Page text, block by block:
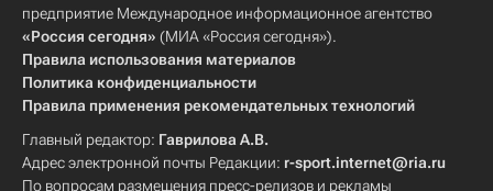
предприятие Международное информационное агентство
«Россия сегодня» (МИА «Россия сегодня»).
Правила использования материалов
Политика конфиденциальности
Правила применения рекомендательных технологий
Главный редактор: Гаврилова А.В.
Адрес электронной почты Редакции: r-sport.internet@ria.ru
По вопросам размещения пресс-релизов и рекламы